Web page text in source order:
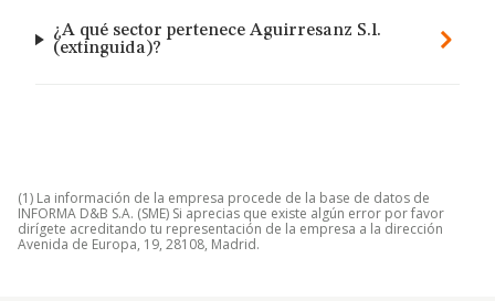
¿A qué sector pertenece Aguirresanz S.l.
(extinguida)?
(1) La información de la empresa procede de la base de datos de
INFORMA D&B S.A. (SME) Si aprecias que existe algún error por favor
dirígete acreditando tu representación de la empresa a la dirección
Avenida de Europa, 19, 28108, Madrid.